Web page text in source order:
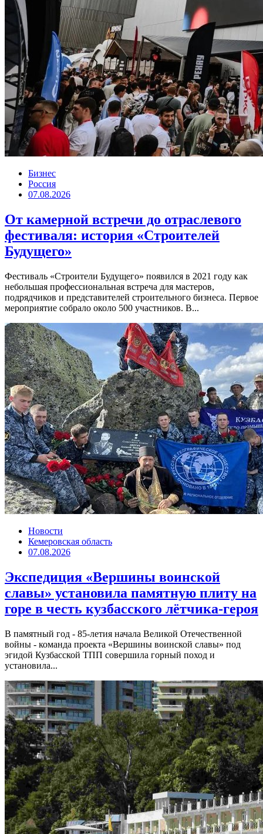
Бизнес
Россия
07.08.2026
От камерной встречи до отраслевого
фестиваля: история «Строителей
Будущего»
Фестиваль «Строители Будущего» появился в 2021 году как
небольшая профессиональная встреча для мастеров,
подрядчиков и представителей строительного бизнеса. Первое
мероприятие собрало около 500 участников. В...
Новости
Кемеровская область
07.08.2026
Экспедиция «Вершины воинской
славы» установила памятную плиту на
горе в честь кузбасского лётчика-героя
В памятный год - 85-летия начала Великой Отечественной
войны - команда проекта «Вершины воинской славы» под
эгидой Кузбасской ТПП совершила горный поход и
установила...